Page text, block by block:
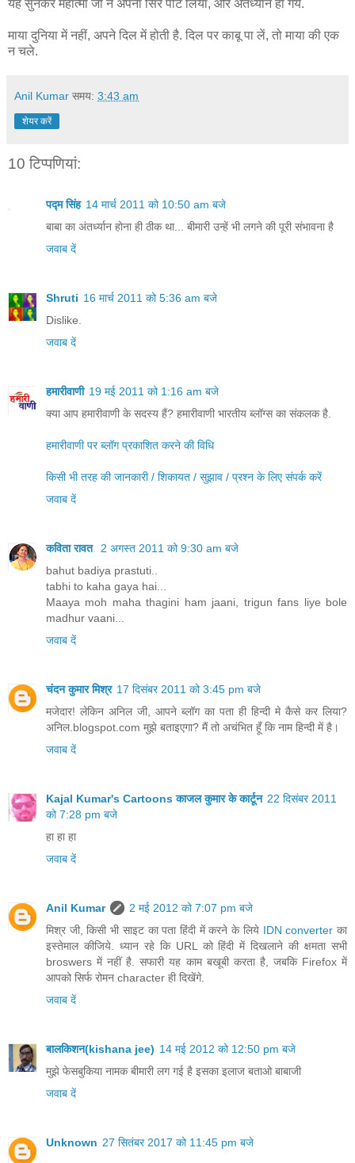
यह सुनकर महात्मा जी ने अपना सिर पीट लिया, और अंतर्ध्यान हो गये.
माया दुनिया में नहीं, अपने दिल में होती है. दिल पर काबू पा लें, तो माया की एक
न चले.
Anil Kumar समय: 3:43 am
शेयर करें
10 टिप्‍पणियां:
पद्म सिंह 14 मार्च 2011 को 10:50 am बजे
बाबा का अंतर्ध्यान होना ही ठीक था... बीमारी उन्हें भी लगने की पूरी संभावना है
जवाब दें
Shruti 16 मार्च 2011 को 5:36 am बजे
Dislike.
जवाब दें
हमारीवाणी 19 मई 2011 को 1:16 am बजे
क्या आप हमारीवाणी के सदस्य हैं? हमारीवाणी भारतीय ब्लॉग्स का संकलक है.
हमारीवाणी पर ब्लॉग प्रकाशित करने की विधि
किसी भी तरह की जानकारी / शिकायत / सुझाव / प्रश्न के लिए संपर्क करें
जवाब दें
कविता रावत
2 अगस्त 2011 को 9:30 am बजे
bahut badiya prastuti..
tabhi to kaha gaya hai...
Maaya moh maha thagini ham jaani, trigun fans liye bole
madhur vaani...
जवाब दें
चंदन कुमार मिश्र 17 दिसंबर 2011 को 3:45 pm बजे
मजेदार! लेकिन अनिल जी, आपने ब्लॉग का पता ही हिन्दी मे कैसे कर लिया?
अनिल.blogspot.com मुझे बताइएगा? मैं तो अचंभित हूँ कि नाम हिन्दी में है।
जवाब दें
Kajal Kumar's Cartoons काजल कुमार के कार्टून 22 दिसंबर 2011
को 7:28 pm बजे
हा हा हा
जवाब दें
Anil Kumar
2 मई 2012 को 7:07 pm बजे
मिश्र जी, किसी भी साइट का पता हिंदी में करने के लिये IDN converterका
इस्तेमाल कीजिये. ध्यान रहे कि URL को हिंदी में दिखलाने की क्षमता सभी
broswers में नहीं है. सफारी यह काम बखूबी करता है, जबकि Firefox में
आपको सिर्फ रोमन character ही दिखेंगे.
जवाब दें
बालकिशन(kishana jee) 14 मई 2012 को 12:50 pm बजे
मुझे फेसबुकिया नामक बीमारी लग गई है इसका इलाज बताओ बाबाजी
जवाब दें
Unknown 27 सितंबर 2017 को 11:45 pm बजे